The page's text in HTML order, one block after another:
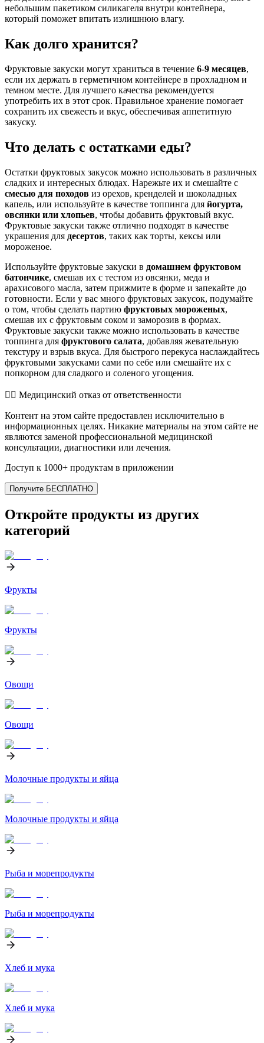
небольшим пакетиком силикагеля внутри контейнера,
который поможет впитать излишнюю влагу.
Как долго хранится?
Фруктовые закуски могут храниться в течение 6-9 месяцев,
если их держать в герметичном контейнере в прохладном и
темном месте. Для лучшего качества рекомендуется
употребить их в этот срок. Правильное хранение помогает
сохранить их свежесть и вкус, обеспечивая аппетитную
закуску.
Что делать с остатками еды?
Остатки фруктовых закусок можно использовать в различных
сладких и интересных блюдах. Нарежьте их и смешайте с
смесью для походов из орехов, кренделей и шоколадных
капель, или используйте в качестве топпинга для йогурта,
овсянки или хлопьев, чтобы добавить фруктовый вкус.
Фруктовые закуски также отлично подходят в качестве
украшения для десертов, таких как торты, кексы или
мороженое.
Используйте фруктовые закуски в домашнем фруктовом
батончике, смешав их с тестом из овсянки, меда и
арахисового масла, затем прижмите в форме и запекайте до
готовности. Если у вас много фруктовых закусок, подумайте
о том, чтобы сделать партию фруктовых мороженых,
смешав их с фруктовым соком и заморозив в формах.
Фруктовые закуски также можно использовать в качестве
топпинга для фруктового салата, добавляя жевательную
текстуру и взрыв вкуса. Для быстрого перекуса наслаждайтесь
фруктовыми закусками сами по себе или смешайте их с
попкорном для сладкого и соленого угощения.
👨‍⚕️️ Медицинский отказ от ответственности
Контент на этом сайте предоставлен исключительно в
информационных целях. Никакие материалы на этом сайте не
являются заменой профессиональной медицинской
консультации, диагностики или лечения.
Доступ к 1000+ продуктам в приложении
Получите БЕСПЛАТНО
Откройте продукты из других
категорий
Фрукты
Фрукты
Овощи
Овощи
Молочные продукты и яйца
Молочные продукты и яйца
Рыба и морепродукты
Рыба и морепродукты
Хлеб и мука
Хлеб и мука